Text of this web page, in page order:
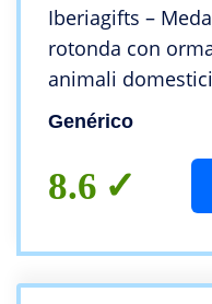
Iberiagifts –
rotonda con
animali
grande Collare
Genérico
8.6